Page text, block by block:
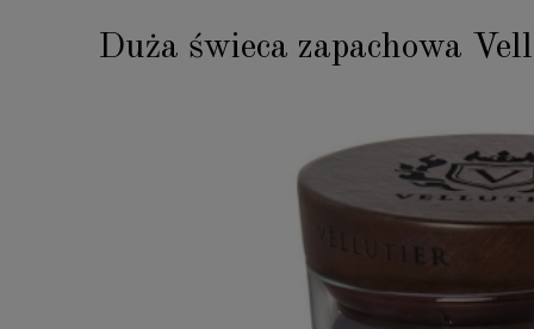
Duża świeca zapachowa